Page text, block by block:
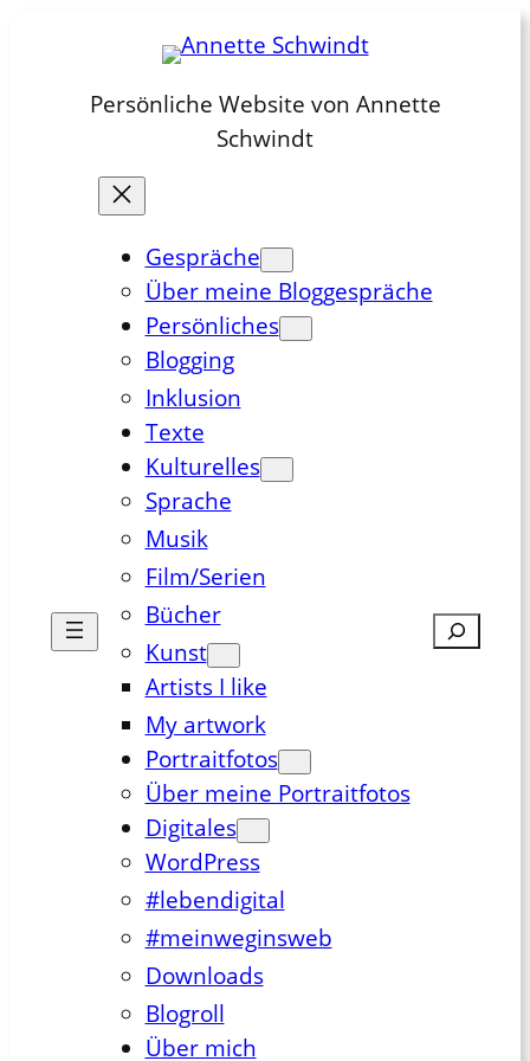
springenPersönliche Website von Annette
Schwindt
Gespräche
Über meine Bloggespräche
Persönliches
Blogging
Inklusion
Texte
Kulturelles
Sprache
Musik
Film/Serien
Bücher
Kunst
Artists I like
My artwork
Portraitfotos
Über meine Portraitfotos
Digitales
WordPress
#lebendigital
#meinweginsweb
Downloads
Blogroll
Über mich
Suchen